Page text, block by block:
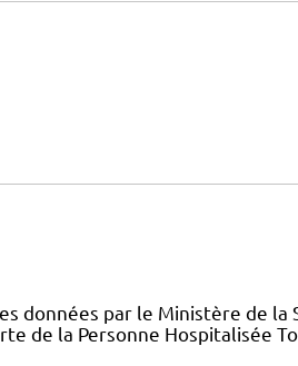
données par le Ministère de
de la Personne Hospitalisée